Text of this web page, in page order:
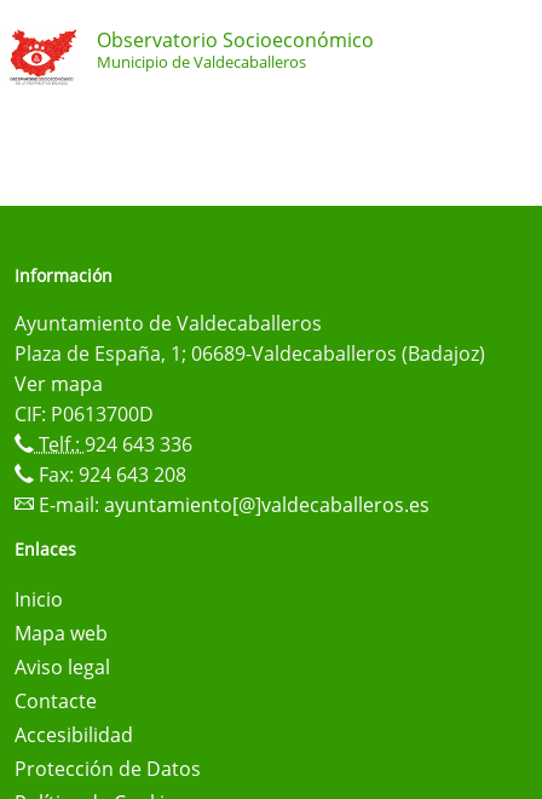
Observatorio Socioeconómico
Municipio de Valdecaballeros
Información
Ayuntamiento de Valdecaballeros
Plaza de España, 1; 06689-Valdecaballeros (Badajoz)
Ver mapa
CIF: P0613700D
Telf.: 924 643 336
Fax: 924 643 208
E-mail: ayuntamiento[@]valdecaballeros.es
Enlaces
Inicio
Mapa web
Aviso legal
Contacte
Accesibilidad
Protección de Datos